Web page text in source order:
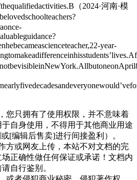
（2024·河南·模
year-
您只拥有了使用权限，并不意味着
自身使用，不得用于其他商业用途
[编辑后售卖]进行间接盈利）。
方或网友上传，本站不对文档的完
正确性做任何保证或承诺！文档内
自行鉴别。